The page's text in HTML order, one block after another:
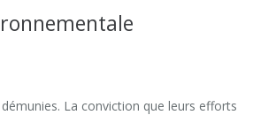
La conviction que leurs efforts